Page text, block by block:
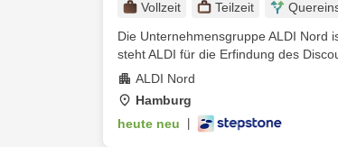
Vollzeit Teilzeit
Die Unternehmensgruppe ALDI Nord
steht ALDI für die Erfindung des
ALDI Nord
Hamburg
heute neu